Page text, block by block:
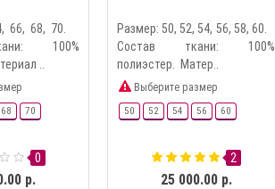
66, 68, 70.
100%
..
68 70
0
р.
Размер: 50, 52, 54, 56, 58, 60.
Состав ткани: 100%
полиэстер. Матер..
Выберите размер
50 52 54 56 60
2
25 000.00 р.